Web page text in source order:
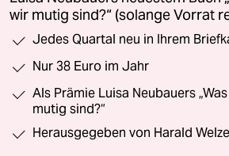
wir mutig sind?“ (solange Vorrat
Jedes Quartal neu in Ihrem
Nur 38 Euro im Jahr
Als Prämie Luisa Neubauers
mutig sind?“
Herausgegeben von Harald